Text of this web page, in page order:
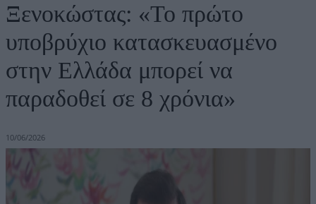
Ξενοκώστας: «Το πρώτο
υποβρύχιο κατασκευασμένο
στην Ελλάδα μπορεί να
παραδοθεί σε 8 χρόνια»
10/06/2026